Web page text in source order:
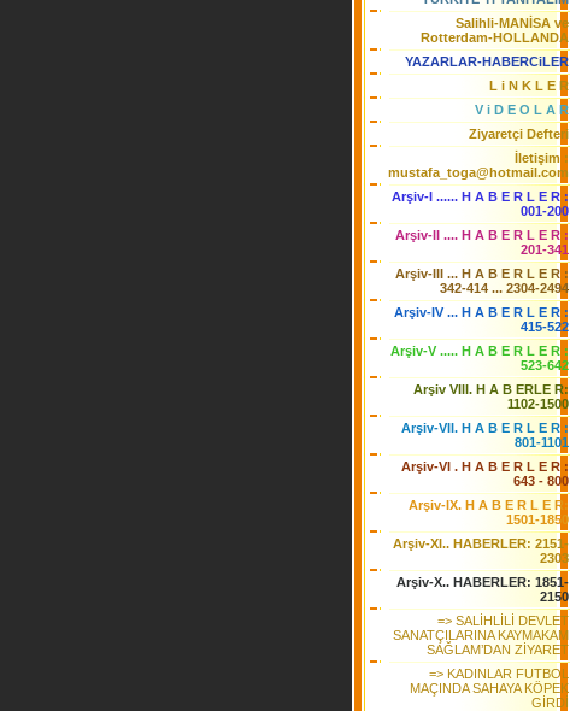
Salihli-MANİSA ve
Rotterdam-HOLLANDA
YAZARLAR-HABERCiLER
L i N K L E R
V i D E O L A R
Ziyaretçi Defteri
İletişim :
mustafa_toga@hotmail.com
Arşiv-I ...... H A B E R L E R :
001-200
Arşiv-II .... H A B E R L E R :
201-341
Arşiv-III ... H A B E R L E R :
342-414 ... 2304-2494
Arşiv-IV ... H A B E R L E R :
415-522
Arşiv-V ..... H A B E R L E R :
523-642
Arşiv VIII. H A B ERLE R:
1102-1500
Arşiv-VII. H A B E R L E R :
801-1101
Arşiv-VI . H A B E R L E R :
643 - 800
Arşiv-IX. H A B E R L E R:
1501-1850
Arşiv-XI.. HABERLER: 2151-
2303
Arşiv-X.. HABERLER: 1851-
2150
=> SALİHLİLİ DEVLET
SANATÇILARINA KAYMAKAM
SAĞLAM’DAN ZİYARET
=> KADINLAR FUTBOL
MAÇINDA SAHAYA KÖPEK
GİRDİ